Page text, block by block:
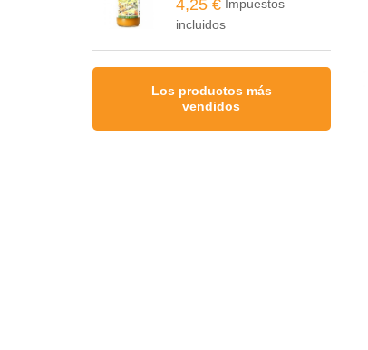
4,25 € Impuestos
incluidos
Los productos más
vendidos